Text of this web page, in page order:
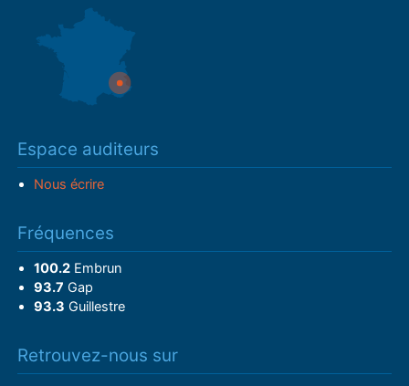
Espace auditeurs
Nous écrire
Fréquences
100.2Embrun
93.7 Gap
93.3 Guillestre
Retrouvez-nous sur